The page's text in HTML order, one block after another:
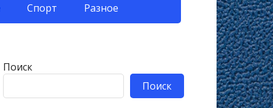
Спорт Разное
Поиск
Поиск